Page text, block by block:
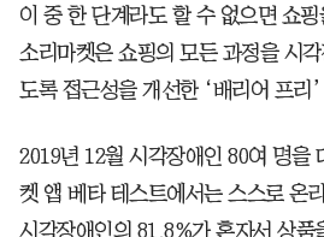
이 중 한 단계라도 할 수 없으면 쇼핑
소리마켓은 쇼핑의 모든 과정을 시
도록 접근성을 개선한 ‘배리어 프리
2019년 12월 시각장애인 80여 명을
켓 앱 베타 테스트에서는 스스로 온
시각장애인의 81.8%가 혼자서 상품